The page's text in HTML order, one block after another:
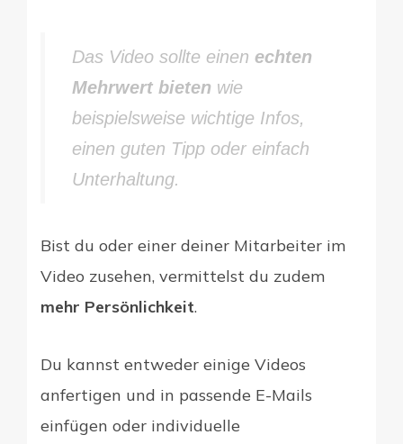
Das Video sollte einen echten
Mehrwert bieten wie
beispielsweise wichtige Infos,
einen guten Tipp oder einfach
Unterhaltung.
Bist du oder einer deiner Mitarbeiter im
Video zusehen, vermittelst du zudem
mehr Persönlichkeit.
Du kannst entweder einige Videos
anfertigen und in passende E-Mails
einfügen oder individuelle